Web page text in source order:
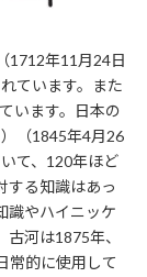
1712年11月24日
ています。また
います。日本の
（1845年4月26
て、120年ほど
する知識はあっ
識やハイニッケ
河は1875年、
常的に使用して